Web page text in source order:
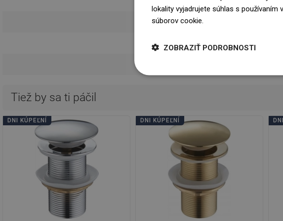
Informácie o bezpečnosti
Podmienky záruky
Tiež by sa ti páčil
DNI KÚPEĽNÍ DNI KÚPEĽNÍ
lokality vyjadrujete súhlas s
súborov cookie.
ZOBRAZIŤ PODROBNOSTI